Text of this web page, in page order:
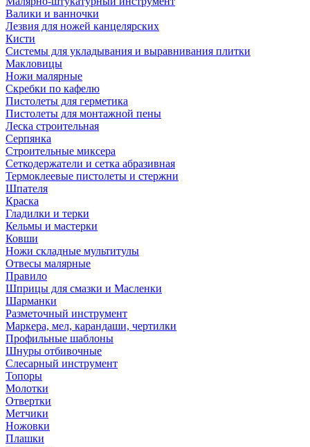
Валики и ванночки
Лезвия для ножей канцелярских
Кисти
Системы для укладывания и выравнивания плитки
Макловицы
Ножи малярные
Скребки по кафелю
Пистолеты для герметика
Пистолеты для монтажной пены
Леска строительная
Серпянка
Строительные миксера
Сеткодержатели и сетка абразивная
Термоклеевые пистолеты и стержни
Шпателя
Краска
Гладилки и терки
Кельмы и мастерки
Ковши
Ножи складные мультитулы
Отвесы малярные
Правило
Шприцы для смазки и Масленки
Шарманки
Разметочный инструмент
Маркера, мел, карандаши, чертилки
Профильные шаблоны
Шнуры отбивочные
Слесарный инструмент
Топоры
Молотки
Отвертки
Метчики
Ножовки
Плашки